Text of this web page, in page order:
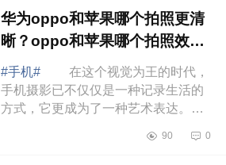
华为oppo和苹果哪个拍照更清
晰？oppo和苹果哪个拍照效果
好
#手机#
在这个视觉为王的时代，
手机摄影已不仅仅是一种记录生活的
方式，它更成为了一种艺术表达。随
能也在不断提升，甚至在某些方面已
90 0